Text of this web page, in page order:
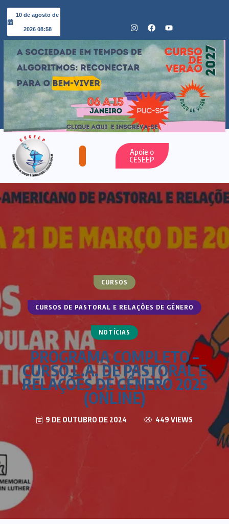
10 de agosto de
2026 08:58
Apoie o
CESEEP
CURSOS
CURSOS DE PASTORAL E RELAÇÕES DE GÊNERO
NOTÍCIAS
PROGRAMA COMPLETO –
CURSO L.A. DE PASTORAL E
RELAÇÕES DE GÊNERO 2025
(ONLINE)
9 DE OUTUBRO DE 2024 449 VIEWS